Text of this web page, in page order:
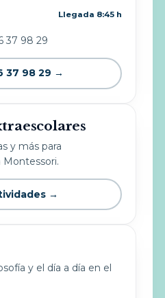
Llegada 8:45 h
37 98 29
37 98 29 →
y más para
→
y el día a día en el